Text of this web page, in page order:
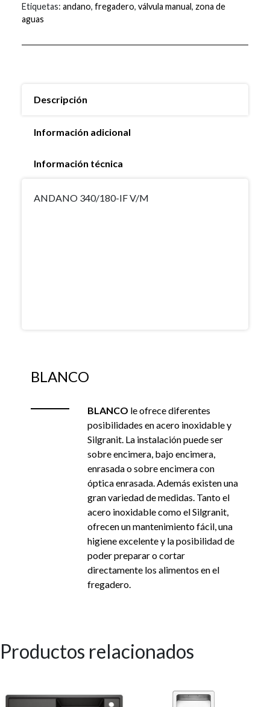
Etiquetas: andano, fregadero, válvula manual, zona de
aguas
Descripción
Información adicional
Información técnica
ANDANO 340/180-IF V/M
BLANCO
BLANCO le ofrece diferentes
posibilidades en acero inoxidable y
Silgranit. La instalación puede ser
sobre encimera, bajo encimera,
enrasada o sobre encimera con
óptica enrasada. Además existen una
gran variedad de medidas. Tanto el
acero inoxidable como el Silgranit,
ofrecen un mantenimiento fácil, una
higiene excelente y la posibilidad de
poder preparar o cortar
directamente los alimentos en el
fregadero.
Productos relacionados